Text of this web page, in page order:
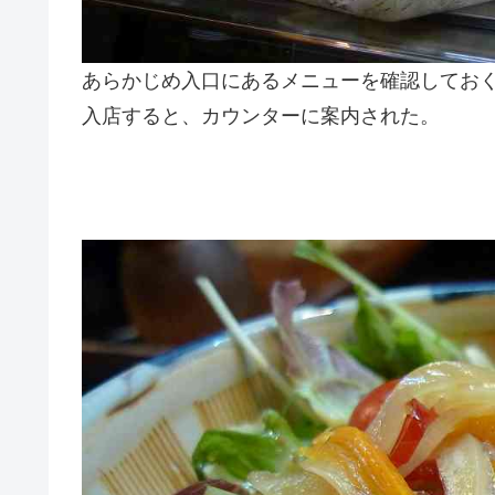
あらかじめ入口にあるメニューを確認してお
入店すると、カウンターに案内された。